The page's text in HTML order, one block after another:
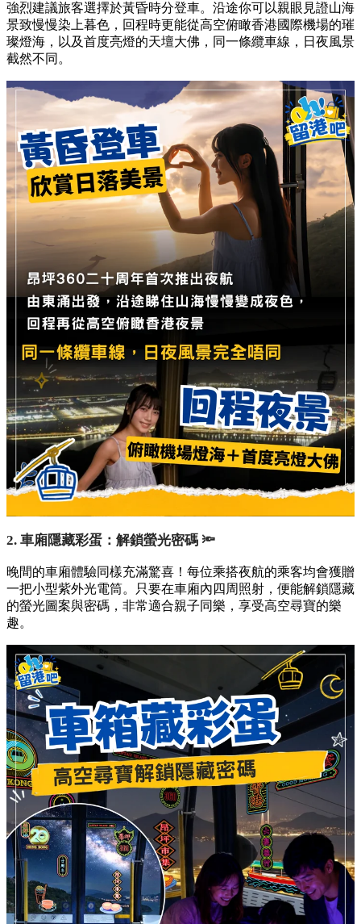
強烈建議旅客選擇於黃昏時分登車。沿途你可以親眼見證山海
景致慢慢染上暮色，回程時更能從高空俯瞰香港國際機場的璀
璨燈海，以及首度亮燈的天壇大佛，同一條纜車線，日夜風景
截然不同。
2. 車廂隱藏彩蛋：解鎖螢光密碼 🔦
晚間的車廂體驗同樣充滿驚喜！每位乘搭夜航的乘客均會獲贈
一把小型紫外光電筒。只要在車廂內四周照射，便能解鎖隱藏
的螢光圖案與密碼，非常適合親子同樂，享受高空尋寶的樂
趣。